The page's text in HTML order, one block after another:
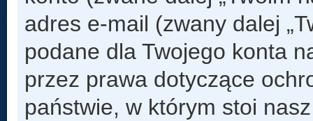
adres e-mail (zwany dalej
podane dla Twojego konta
przez prawa dotyczące
państwie, w którym stoi